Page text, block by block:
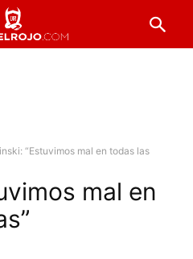
“Estuvimos mal en todas las
mal en